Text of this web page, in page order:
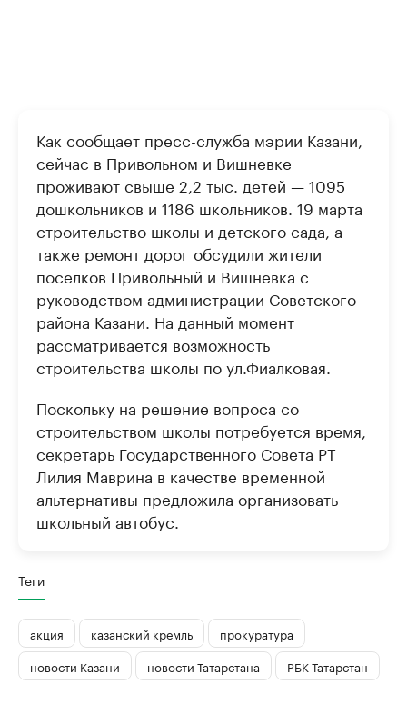
Как сообщает пресс-служба мэрии Казани,
сейчас в Привольном и Вишневке
проживают свыше 2,2 тыс. детей — 1095
дошкольников и 1186 школьников. 19 марта
строительство школы и детского сада, а
также ремонт дорог обсудили жители
поселков Привольный и Вишневка с
руководством администрации Советского
района Казани. На данный момент
рассматривается возможность
строительства школы по ул.Фиалковая.
Поскольку на решение вопроса со
строительством школы потребуется время,
секретарь Государственного Совета РТ
Лилия Маврина в качестве временной
альтернативы предложила организовать
школьный автобус.
Теги
акция казанский кремль
прокуратура
новости Казани
новости Татарстана РБК Татарстан